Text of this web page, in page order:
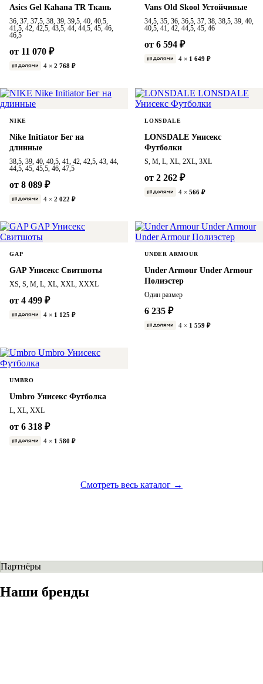
Asics Gel Kahana TR Ткань
36, 37, 37,5, 38, 39, 39,5, 40, 40,5,
41,5, 42, 42,5, 43,5, 44, 44,5, 45, 46,
46,5
от 11 070 ₽
4 × 2 768 ₽
Vans Old Skool Устойчивые
34,5, 35, 36, 36,5, 37, 38, 38,5, 39, 40,
40,5, 41, 42, 44,5, 45, 46
от 6 594 ₽
4 × 1 649 ₽
NIKE
Nike Initiator Бег на
длинные
38,5, 39, 40, 40,5, 41, 42, 42,5, 43, 44,
44,5, 45, 45,5, 46, 47,5
от 8 089 ₽
4 × 2 022 ₽
LONSDALE
LONSDALE Унисекс
Футболки
S, M, L, XL, 2XL, 3XL
от 2 262 ₽
4 × 566 ₽
GAP
GAP Унисекс Свитшоты
XS, S, M, L, XL, XXL, XXXL
от 4 499 ₽
4 × 1 125 ₽
UNDER ARMOUR
Under Armour Under Armour
Полиэстер
Один размер
6 235 ₽
4 × 1 559 ₽
UMBRO
Umbro Унисекс Футболка
L, XL, XXL
от 6 318 ₽
4 × 1 580 ₽
Смотреть весь каталог →
Партнёры
Наши бренды